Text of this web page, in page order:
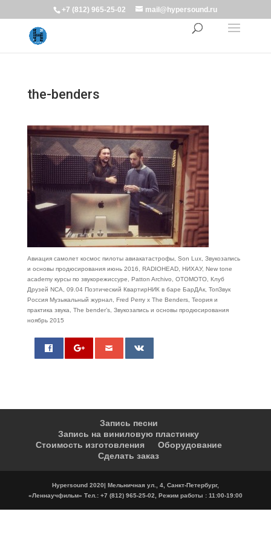
+7 (812) 965-25-02 mail@hypersound.ru
the-benders
Авиация самолет космос пилоты авиакатастрофы, Son Lux, Звукозапись
и основы продюсирования июнь 2016, RADIOHEAD, НИХАУ, New tone
academy курсы по звукорежиссуре, Patton Archivo, ОТОМОТО, Клуб
Друзей NCA, 09.04 Поэтический КвартирНИК в баре БарДАк, ТопЗвук
Россия Музыкальный журнал, Fred Perry x The Benders, Теория и
практика звука, The bender’s, Звукозапись и основы продюсирования
ноябрь 2015
Запись песни
Запись на виниловую пластинку
Стоимость изготовления
Оборудование
Сделать заказ
Hypersound 2020| Мельничная ул., 4, Санкт-Петербург,
«Леннаучфильм» Тел.: +7 (812) 965-25-02, Режим работы : 11:00-19:00